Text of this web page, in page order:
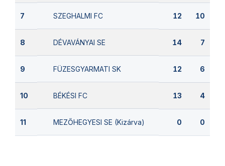
7 SZEGHALMI FC 12 10
8 DÉVAVÁNYAI SE 14 7
9 FÜZESGYARMATI SK 12 6
10 BÉKÉSI FC 13 4
11 MEZŐHEGYESI SE (Kizárva) 0 0